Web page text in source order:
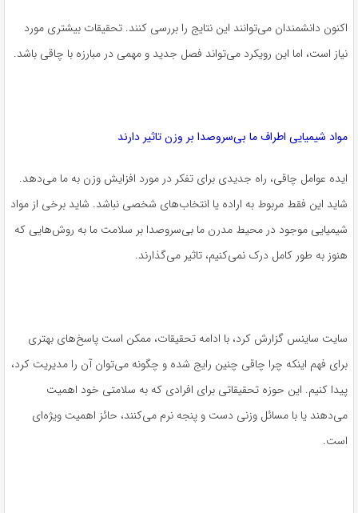
اکنون دانشمندان می‌توانند این نتایج را بررسی کنند. تحقیقات بیشتری مورد
نیاز است، اما این رویکرد می‌تواند فصل جدید و مهمی در مبارزه با چاقی باشد.
مواد شیمیایی اطراف ما بی‌سروصدا بر وزن تاثیر دارند
ایده عوامل چاقی، راه جدیدی برای تفکر در مورد افزایش وزن به ما می‌دهد.
شاید این فقط مربوط به اراده یا انتخاب‌های شخصی نباشد. شاید برخی از مواد
شیمیایی موجود در محیط مدرن ما بی‌سروصدا بر سلامت ما به روش‌هایی که
هنوز به طور کامل درک نمی‌کنیم، تاثیر می‌گذارند.
سایت ساینس گزارش کرد، با ادامه تحقیقات، ممکن است پاسخ‌های بهتری
برای فهم اینکه چرا چاقی چنین رایج شده و چگونه می‌توان آن را مدیریت کرد،
پیدا کنیم. این حوزه تحقیقاتی برای افرادی که به سلامتی خود اهمیت
می‌دهند یا با مسائل وزنی دست و پنجه نرم می‌کنند، حائز اهمیت ویژه‌ای
است.